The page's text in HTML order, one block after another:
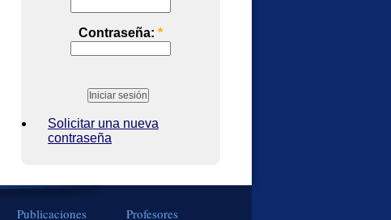
Contraseña: *
Solicitar una nueva
contraseña
Publicaciones Profesores